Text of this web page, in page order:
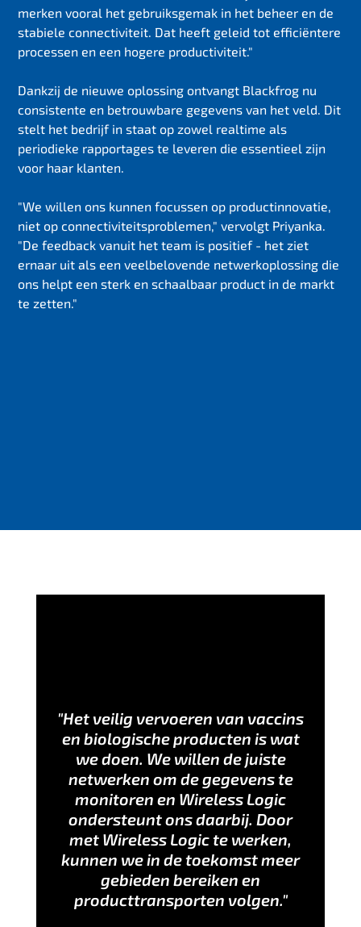
merken vooral het gebruiksgemak in het beheer en de
stabiele connectiviteit. Dat heeft geleid tot efficiëntere
processen en een hogere productiviteit."
Dankzij de nieuwe oplossing ontvangt Blackfrog nu
consistente en betrouwbare gegevens van het veld. Dit
stelt het bedrijf in staat op zowel realtime als
periodieke rapportages te leveren die essentieel zijn
voor haar klanten.
"We willen ons kunnen focussen op productinnovatie,
niet op connectiviteitsproblemen," vervolgt Priyanka.
"De feedback vanuit het team is positief - het ziet
ernaar uit als een veelbelovende netwerkoplossing die
ons helpt een sterk en schaalbaar product in de markt
te zetten."
"Het veilig vervoeren van vaccins
en biologische producten is wat
we doen. We willen de juiste
netwerken om de gegevens te
monitoren en Wireless Logic
ondersteunt ons daarbij. Door
met Wireless Logic te werken,
kunnen we in de toekomst meer
gebieden bereiken en
producttransporten volgen."